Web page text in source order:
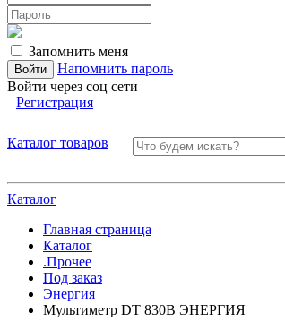
Запомнить меня
Напомнить пароль
Войти через соц сети
Регистрация
Каталог товаров
Каталог
Главная страница
Каталог
.Прочее
Под заказ
Энергия
Мультиметр DT 830B ЭНЕРГИЯ